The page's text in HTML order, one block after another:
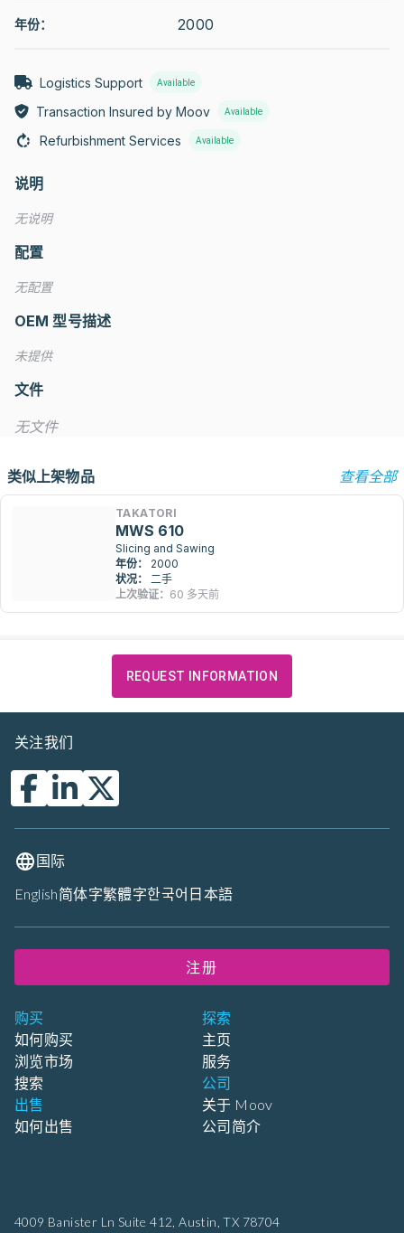
年份： 2000
Logistics Support Available
Transaction Insured by Moov Available
Refurbishment Services Available
说明
无说明
配置
无配置
OEM 型号描述
未提供
文件
无文件
类似上架物品 查看全部
TAKATORI
MWS 610
Slicing and Sawing
年份：
2000
状况：
二手
上次验证： 60 多天前
REQUEST INFORMATION
4009 Banister Ln Suite 412, Austin, TX 78704
购买
如何购买
浏览市场
搜索
出售
如何出售
探索
主页
服务
公司
关于 Moov
公司简介
关注我们
国际
English简体字繁體字한국어 日本語
注册